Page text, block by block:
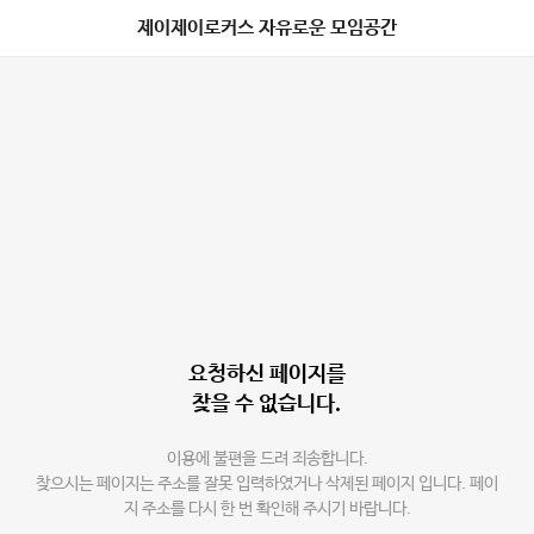
제이제이로커스 자유로운 모임공간
요청하신 페이지를
찾을 수 없습니다.
이용에 불편을 드려 죄송합니다.
찾으시는 페이지는 주소를 잘못 입력하였거나 삭제된 페이지 입니다. 페이
지 주소를 다시 한 번 확인해 주시기 바랍니다.